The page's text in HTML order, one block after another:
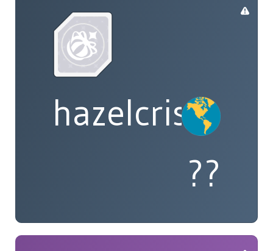
hazelcrisp
??